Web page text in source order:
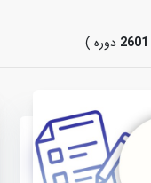
2601 دوره )